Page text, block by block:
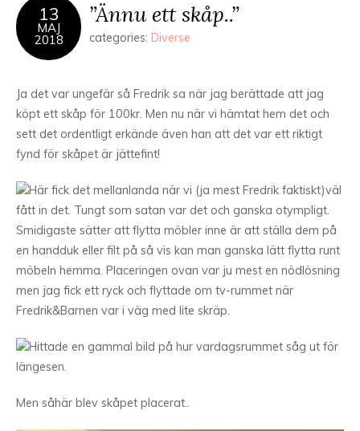
13
MAJ
2018
”Ännu ett skåp..”
categories: Diverse
Ja det var ungefär så Fredrik sa när jag berättade att jag
köpt ett skåp för 100kr. Men nu när vi hämtat hem det och
sett det ordentligt erkände även han att det var ett riktigt
fynd för skåpet är jättefint!
Här fick det mellanlanda när vi (ja mest Fredrik faktiskt)väl
fått in det. Tungt som satan var det och ganska otympligt.
Smidigaste sätter att flytta möbler inne är att ställa dem på
en handduk eller filt på så vis kan man ganska lätt flytta runt
möbeln hemma. Placeringen ovan var ju mest en nödlösning
men jag fick ett ryck och flyttade om tv-rummet när
Fredrik&Barnen var i väg med lite skräp.
Hittade en gammal bild på hur vardagsrummet såg ut för
längesen.
Men såhär blev skåpet placerat..